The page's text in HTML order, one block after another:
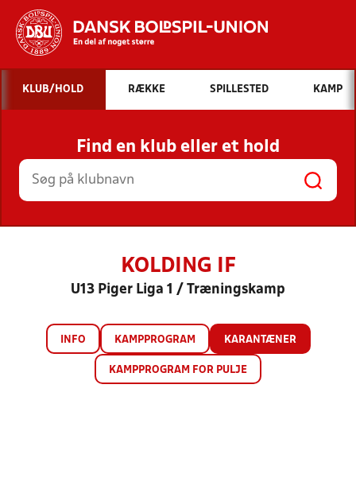
Hvad vil du søge efter?
INDHOLD OG NYHEDER
STILLINGER, RESULTATER, KLUBBER OG
HOLD
KLUB/HOLD RÆKKE SPILLESTED KAMP
Find en klub eller et hold
KOLDING IF
U13 Piger Liga 1 / Træningskamp
INFO KAMPPROGRAM KARANTÆNER
KAMPPROGRAM FOR PULJE